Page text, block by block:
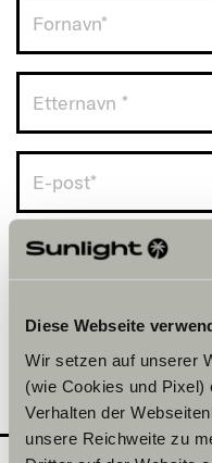
Diese Webseite
Wir setzen auf unserer
(wie Cookies und Pixel)
Verhalten der
unsere Reichweite zu
Norge (+47)